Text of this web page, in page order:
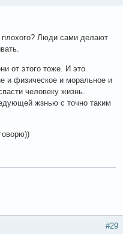
плохого? Люди сами делают
от этого тоже. И это
и физическое и моральное и
человеку жизнь.
жзнью с точно таким
#29